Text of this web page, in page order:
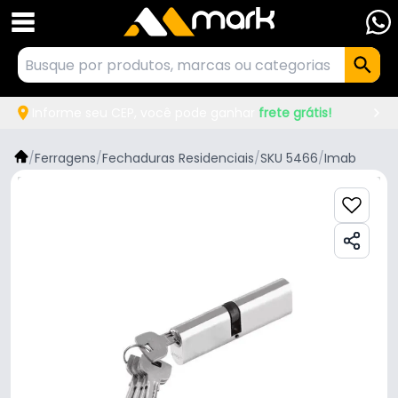
frete grátis!
/Ferragens/Fechaduras Residenciais/SKU 5466/Imab